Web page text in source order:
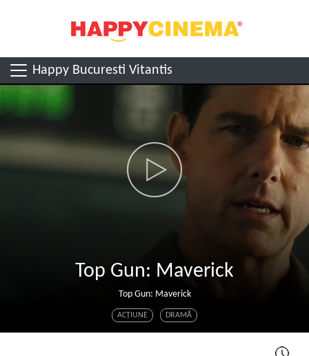
Happy Bucuresti Vitantis
Top Gun: Maverick
Top Gun: Maverick
ACŢIUNE DRAMĂ